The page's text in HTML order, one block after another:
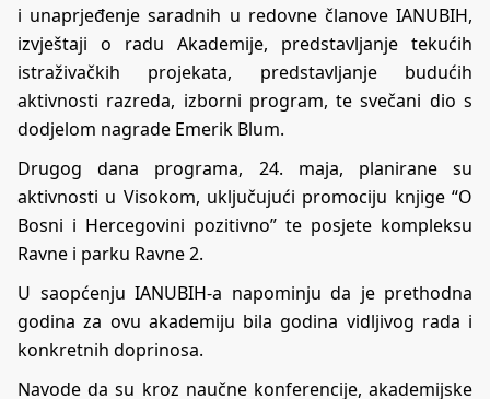
i unaprjeđenje saradnih u redovne članove IANUBIH,
izvještaji o radu Akademije, predstavljanje tekućih
istraživačkih projekata, predstavljanje budućih
aktivnosti razreda, izborni program, te svečani dio s
dodjelom nagrade Emerik Blum.
Drugog dana programa, 24. maja, planirane su
aktivnosti u Visokom, uključujući promociju knjige “O
Bosni i Hercegovini pozitivno” te posjete kompleksu
Ravne i parku Ravne 2.
U saopćenju IANUBIH-a napominju da je prethodna
godina za ovu akademiju bila godina vidljivog rada i
konkretnih doprinosa.
Navode da su kroz naučne konferencije, akademijske